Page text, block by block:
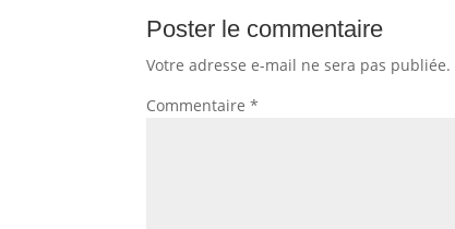
Poster le commentaire
Votre adresse e-mail ne sera pas publiée.
Commentaire*